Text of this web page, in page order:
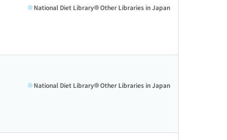
National Diet Library Other Libraries in Japan
National Diet Library Other Libraries in Japan